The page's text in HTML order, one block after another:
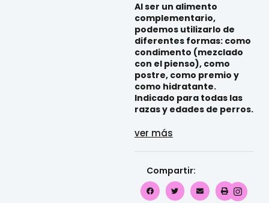
Al ser un alimento
complementario,
podemos utilizarlo de
diferentes formas: como
condimento (mezclado
con el pienso), como
postre, como premio y
como hidratante.
Indicado para todas las
razas y edades de perros.
ver más
Compartir: